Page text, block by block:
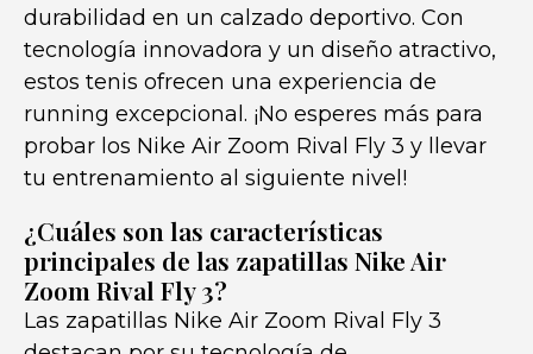
durabilidad en un calzado deportivo. Con
tecnología innovadora y un diseño atractivo,
estos tenis ofrecen una experiencia de
running excepcional. ¡No esperes más para
probar los Nike Air Zoom Rival Fly 3 y llevar
tu entrenamiento al siguiente nivel!
¿Cuáles son las características
principales de las zapatillas Nike Air
Zoom Rival Fly 3?
Las zapatillas Nike Air Zoom Rival Fly 3